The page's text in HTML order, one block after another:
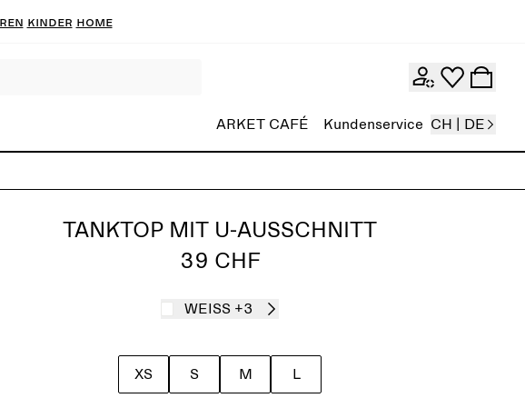
KINDER HOME
ARKET CAFÉ Kundenservice CH | DE
TANKTOP MIT U-AUSSCHNITT
39 CHF
WEISS +3
XS S M L